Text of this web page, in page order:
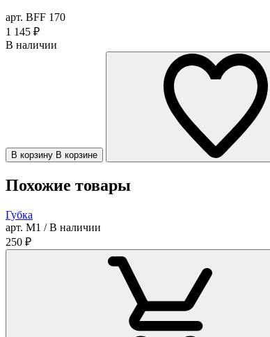
арт. BFF 170
1 145 ₽
В наличии
В корзину В корзине
Похожие товары
Губка
арт. М1 / В наличии
250 ₽